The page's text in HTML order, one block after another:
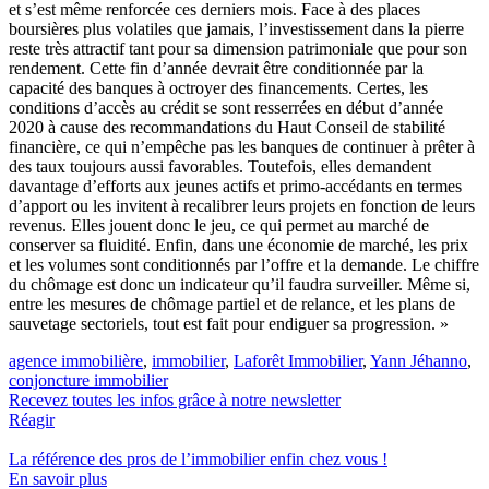
et s’est même renforcée ces derniers mois. Face à des places
boursières plus volatiles que jamais, l’investissement dans la pierre
reste très attractif tant pour sa dimension patrimoniale que pour son
rendement. Cette fin d’année devrait être conditionnée par la
capacité des banques à octroyer des financements. Certes, les
conditions d’accès au crédit se sont resserrées en début d’année
2020 à cause des recommandations du Haut Conseil de stabilité
financière, ce qui n’empêche pas les banques de continuer à prêter à
des taux toujours aussi favorables. Toutefois, elles demandent
davantage d’efforts aux jeunes actifs et primo-accédants en termes
d’apport ou les invitent à recalibrer leurs projets en fonction de leurs
revenus. Elles jouent donc le jeu, ce qui permet au marché de
conserver sa fluidité. Enfin, dans une économie de marché, les prix
et les volumes sont conditionnés par l’offre et la demande. Le chiffre
du chômage est donc un indicateur qu’il faudra surveiller. Même si,
entre les mesures de chômage partiel et de relance, et les plans de
sauvetage sectoriels, tout est fait pour endiguer sa progression. »
agence immobilière, immobilier, Laforêt Immobilier, Yann Jéhanno,
conjoncture immobilier
Recevez toutes les infos grâce à notre newsletter
Réagir
La référence des pros de l’immobilierenfin chez vous !
En savoir plus